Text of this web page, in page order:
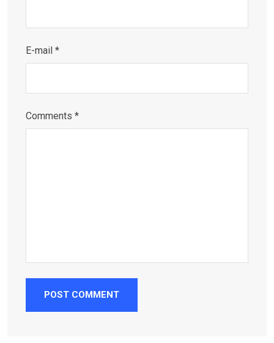
E-mail *
Comments *
POST COMMENT